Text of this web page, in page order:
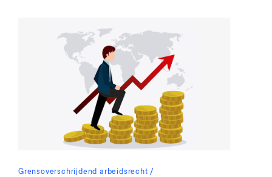
Grensoverschrijdend arbeidsrecht